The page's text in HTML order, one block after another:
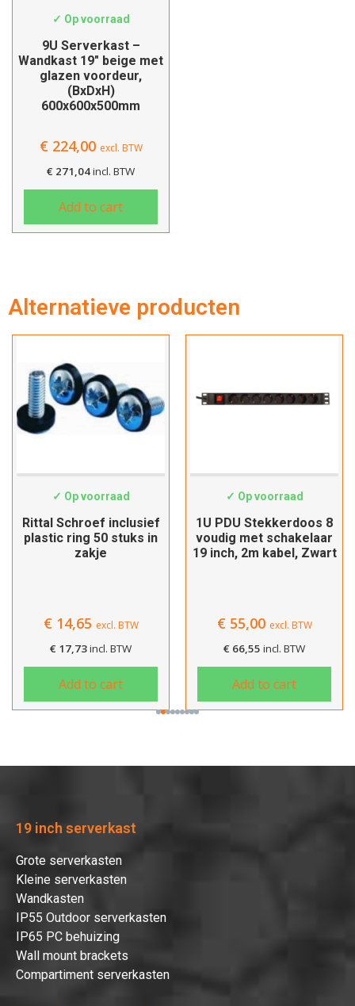
✓ Op voorraad
9U Serverkast –
Wandkast 19″ beige met
glazen voordeur,
(BxDxH)
600x600x500mm
€224,00 excl. BTW
€ 271,04incl. BTW
Add to cart
Alternatieve producten
✓ Op voorraad
Rittal Schroef inclusief
plastic ring 50 stuks in
zakje
€14,65 excl. BTW
€ 17,73incl. BTW
Add to cart
✓ Op voorraad
1U PDU Stekkerdoos 8
voudig met schakelaar
19 inch, 2m kabel, Zwart
€55,00 excl. BTW
€ 66,55 incl. BTW
Add to cart
19 inch serverkast
Grote serverkasten
Kleine serverkasten
Wandkasten
IP55 Outdoor serverkasten
IP65 PC behuizing
Wall mount brackets
Compartiment serverkasten
Hartelijk dank!
Dit product is succesvol toegevoegd
aan uw winkelwagen!
Verder winkelen